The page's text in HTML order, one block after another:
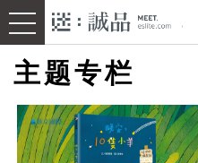
主题专栏